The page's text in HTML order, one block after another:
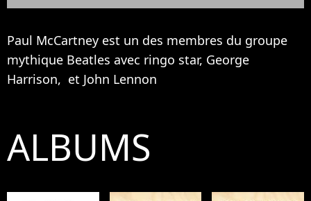
Paul McCartney est un des membres du groupe
mythique Beatles avec ringo star, George
Harrison, et John Lennon
ALBUMS